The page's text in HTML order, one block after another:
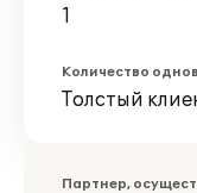
1
Количество
Толстый
Партнер,